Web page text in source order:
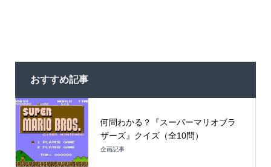
おすすめ記事
何問わかる？『スーパーマリオブラ
ザーズ』クイズ（全10問）
企画記事